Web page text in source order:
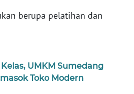
berupa pelatihan dan
UMKM Sumedang
Toko Modern